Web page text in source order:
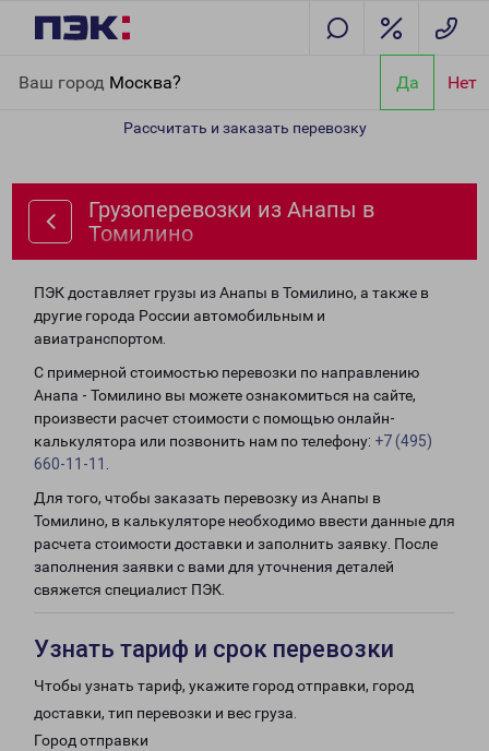
Ваш город Москва? Да Нет
Рассчитать и заказать перевозку
Грузоперевозки из Анапы в
Томилино
ПЭК доставляет грузы из Анапы в Томилино, а также в
другие города России автомобильным и
авиатранспортом.
С примерной стоимостью перевозки по направлению
Анапа - Томилино вы можете ознакомиться на сайте,
произвести расчет стоимости с помощью онлайн-
калькулятора или позвонить нам по телефону: +7 (495)
660-11-11
Для того, чтобы заказать перевозку из Анапы в
Томилино, в калькуляторе необходимо ввести данные для
расчета стоимости доставки и заполнить заявку. После
заполнения заявки с вами для уточнения деталей
свяжется специалист ПЭК.
Узнать тариф и срок перевозки
Чтобы узнать тариф, укажите город отправки, город
доставки, тип перевозки и вес груза.
Город отправки